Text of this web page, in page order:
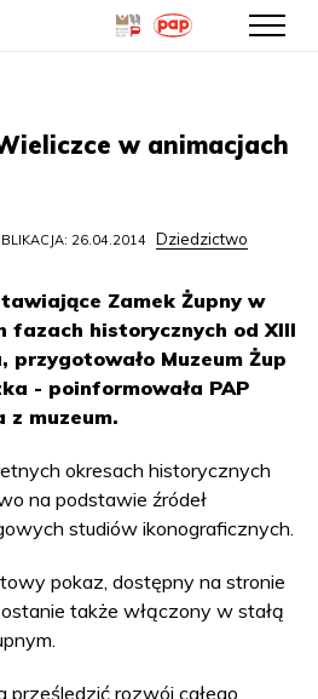
treści
w animacjach
26.04.2014 Dziedzictwo
Zamek Żupny w
fazach historycznych od XIII
przygotowało Muzeum Żup
- poinformowała PAP
z muzeum.
okresach historycznych
na podstawie źródeł
studiów ikonograficznych.
pokaz, dostępny na stronie
także włączony w stałą
prześledzić rozwój całego